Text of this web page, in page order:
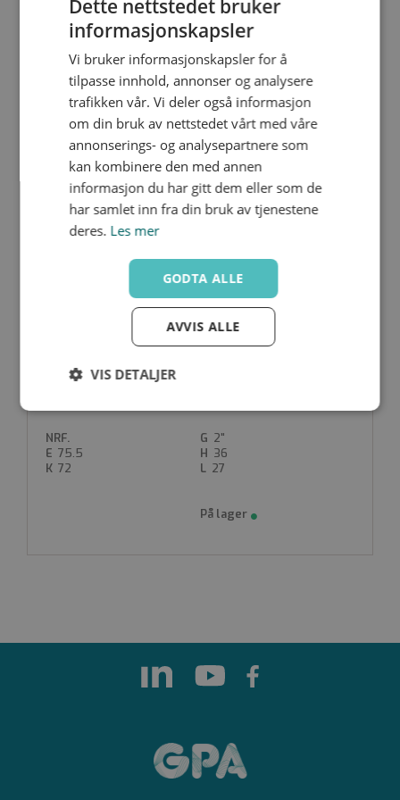
CFGM-I R032
1¼"
57
26
50
20
30
20
2"
75.5
36
72
27
Dette nettstedet bruker
informasjonskapsler
Vi bruker informasjonskapsler for å
tilpasse innhold, annonser og analysere
trafikken vår. Vi deler også informasjon
om din bruk av nettstedet vårt med våre
annonserings- og analysepartnere som
kan kombinere den med annen
informasjon du har gitt dem eller som de
har samlet inn fra din bruk av tjenestene
deres. Les mer
GODTA ALLE
AVVIS ALLE
VIS DETALJER
Strengt
Ytelse Målretting
Funksjonalitet
Ugradert
Strengt nødvendige informasjonskapsler tillater
Forsørger
/ Domene
Utløpsdato